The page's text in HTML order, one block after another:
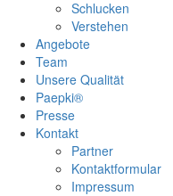
Schlucken
Verstehen
Angebote
Team
Unsere Qualität
Paepki®
Presse
Kontakt
Partner
Kontaktformular
Impressum